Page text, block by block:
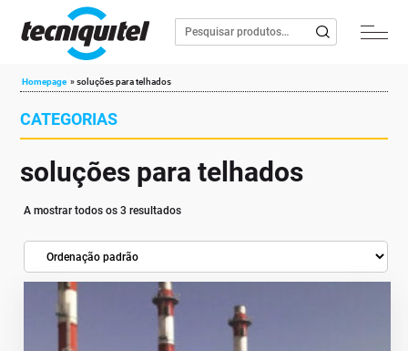
Homepage »soluções para telhados
CATEGORIAS
soluções para telhados
A mostrar todos os 3 resultados